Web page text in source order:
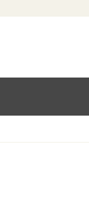
定休日：日曜日